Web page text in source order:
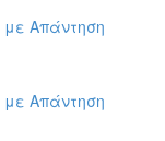
με Απάντηση
με Απάντηση